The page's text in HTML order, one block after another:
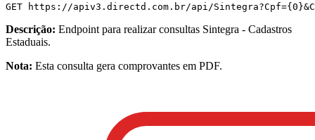
GET https://apiv3.directd.com.br/api/
Descrição: Endpoint para realizar consultas Sintegra - Cadastros
Estaduais.
Nota: Esta consulta gera comprovantes em PDF.